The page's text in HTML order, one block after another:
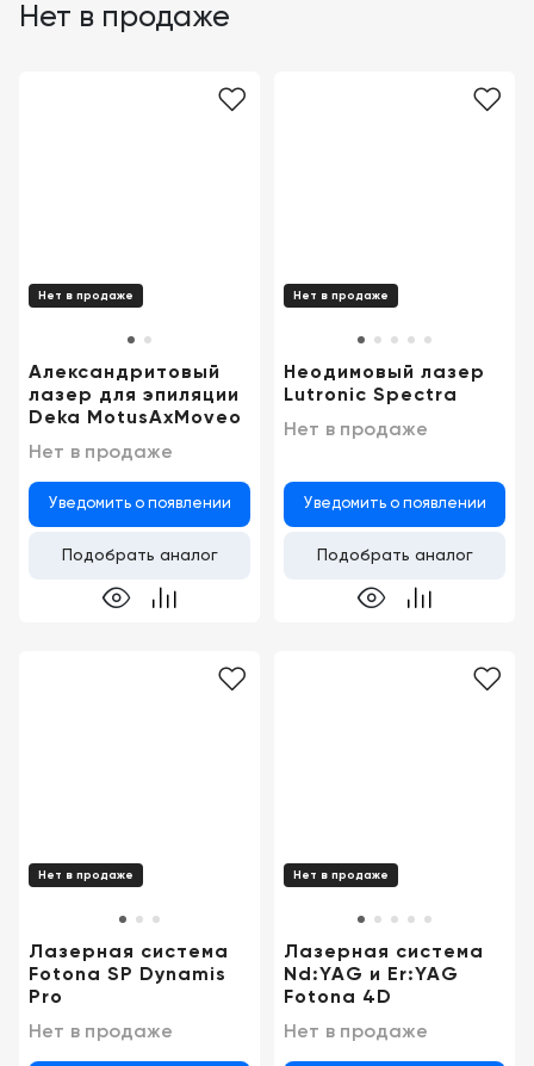
Нет в продаже
Нет в продаже
Александритовый
лазер для эпиляции
Deka MotusAxMoveo
Нет в продаже
Уведомить о появлении
Подобрать аналог
Нет в продаже
Неодимовый лазер
Lutronic Spectra
Нет в продаже
Уведомить о появлении
Подобрать аналог
Нет в продаже
Лазерная система
Fotona SP Dynamis
Pro
Нет в продаже
Нет в продаже
Лазерная система
Nd:YAG и Er:YAG
Fotona 4D
Нет в продаже